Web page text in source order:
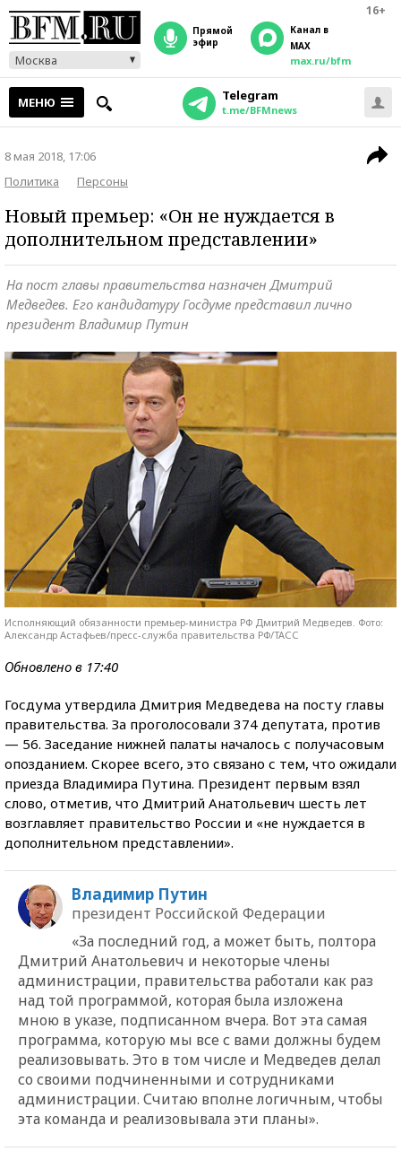
16+
Москва
прямой
эфир
Канал в
MAX
max.ru/bfm
МЕНЮ Telegram
t.me/BFMnews
8 мая 2018, 17:06
Политика
Персоны
Новый премьер: «Он не нуждается в
дополнительном представлении»
На пост главы правительства назначен Дмитрий
Медведев. Его кандидатуру Госдуме представил лично
президент Владимир Путин
Исполняющий обязанности премьер-министра РФ Дмитрий Медведев. Фото:
Александр Астафьев/пресс-служба правительства РФ/ТАСС
Обновлено в 17:40
Госдума утвердила Дмитрия Медведева на посту главы
правительства. За проголосовали 374 депутата, против
— 56. Заседание нижней палаты началось с получасовым
опозданием. Скорее всего, это связано с тем, что ожидали
приезда Владимира Путина. Президент первым взял
слово, отметив, что Дмитрий Анатольевич шесть лет
возглавляет правительство России и «не нуждается в
дополнительном представлении».
Владимир Путин
президент Российской Федерации
«За последний год, а может быть, полтора
Дмитрий Анатольевич и некоторые члены
администрации, правительства работали как раз
над той программой, которая была изложена
мною в указе, подписанном вчера. Вот эта самая
программа, которую мы все с вами должны будем
реализовывать. Это в том числе и Медведев делал
со своими подчиненными и сотрудниками
администрации. Считаю вполне логичным, чтобы
эта команда и реализовывала эти планы».